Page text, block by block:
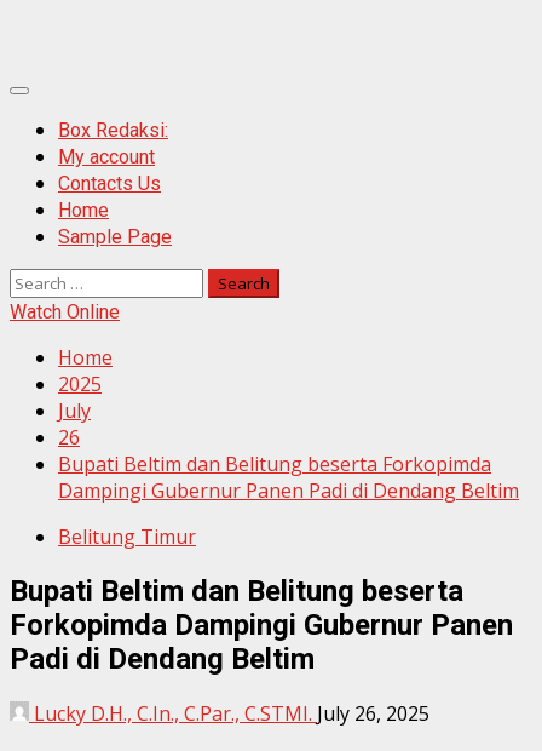
Primary
MenuBox Redaksi:
My account
Contacts Us
Home
Sample Page
Search
for:
Watch Online
Home
2025
July
26
Bupati Beltim dan Belitung beserta Forkopimda
Dampingi Gubernur Panen Padi di Dendang Beltim
Belitung Timur
Bupati Beltim dan Belitung beserta
Forkopimda Dampingi Gubernur Panen
Padi di Dendang Beltim
Lucky D.H., C.In., C.Par., C.STMI. July 26, 2025